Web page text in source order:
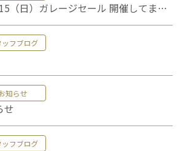
来場予約 資料請求
0120-824-406
09:00-18:00 水定休
（日）ガレージセール 開催してま
ッフブログ
知らせ
せ
ッフブログ